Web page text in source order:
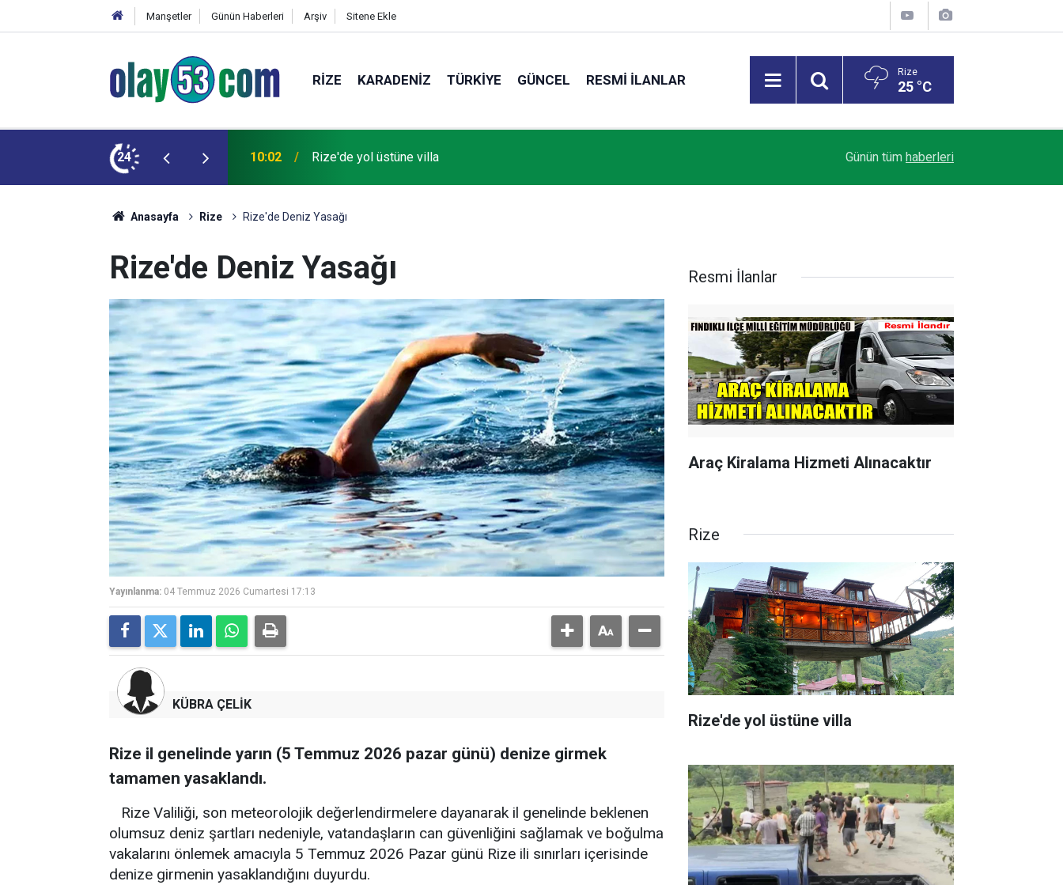
Manşetler Günün Haberleri Arşiv Sitene Ekle
RIZE KARADENIZ TÜRKIYE GÜNCEL RESMI İLANLAR Rize
25 °C
24
Açık Turnuvası'na veda etti 10:02 Rize'de yol üstüne villa Trump: İran'la anlaşma yakında sağlanabilir
Günün tüm haberleri
Anasayfa Rize Rize'de Deniz Yasağı
Rize'de Deniz Yasağı
Yayınlanma: 04 Temmuz 2026 Cumartesi 17:13
KÜBRA ÇELİK
Rize il genelinde yarın (5 Temmuz 2026 pazar günü) denize girmek
tamamen yasaklandı.
Rize Valiliği, son meteorolojik değerlendirmelere dayanarak il genelinde beklenen
olumsuz deniz şartları nedeniyle, vatandaşların can güvenliğini sağlamak ve boğulma
vakalarını önlemek amacıyla 5 Temmuz 2026 Pazar günü Rize ili sınırları içerisinde
denize girmenin yasaklandığını duyurdu.
Resmi İlanlar
Araç Kiralama Hizmeti Alınacaktır
Rize
Rize'de yol üstüne villa